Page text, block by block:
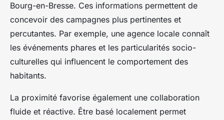
Bourg-en-Bresse. Ces informations permettent de
concevoir des campagnes plus pertinentes et
percutantes. Par exemple, une agence locale connaît
les événements phares et les particularités socio-
culturelles qui influencent le comportement des
habitants.
La proximité favorise également une collaboration
fluide et réactive. Être basé localement permet